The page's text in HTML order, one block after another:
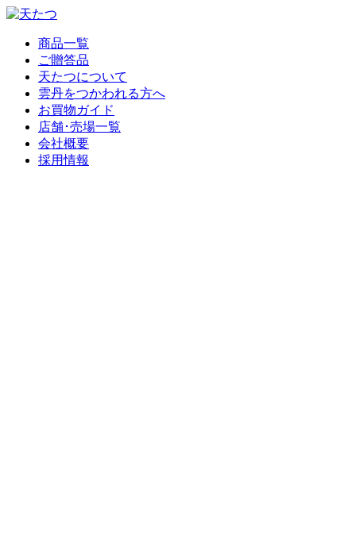
商品一覧
ご贈答品
天たつについて
雲丹をつかわれる方へ
お買物ガイド
店舗･売場一覧
会社概要
採用情報